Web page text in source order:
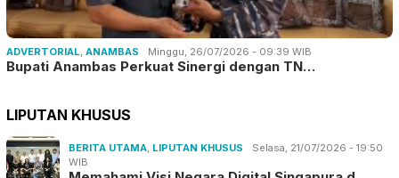
ADVERTORIAL, ANAMBAS Minggu, 26/07/2026 - 09:39 WIB
Bupati Anambas Perkuat Sinergi dengan TN…
LIPUTAN KHUSUS
BERITA UTAMA, LIPUTAN KHUSUS
Selasa, 21/07/2026 - 19:50
WIB